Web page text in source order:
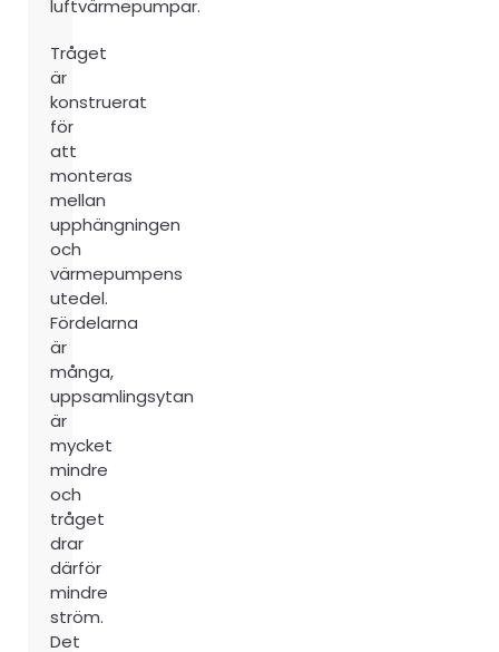
luftvärmepumpar.
Tråget
är
konstruerat
för
att
monteras
mellan
upphängningen
och
värmepumpens
utedel.
Fördelarna
är
många,
uppsamlingsytan
är
mycket
mindre
och
tråget
drar
därför
mindre
ström.
Det